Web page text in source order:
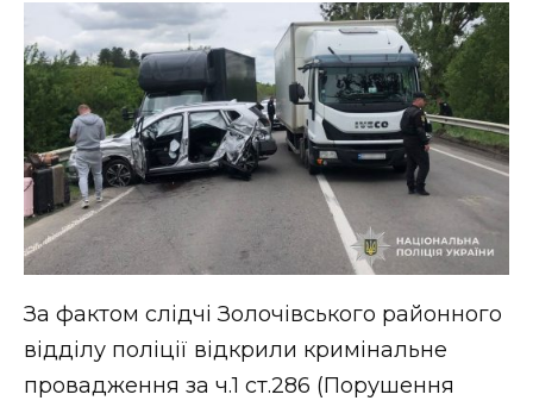
За фактом слідчі Золочівського районного
відділу поліції відкрили кримінальне
провадження за ч.1 ст.286 (Порушення